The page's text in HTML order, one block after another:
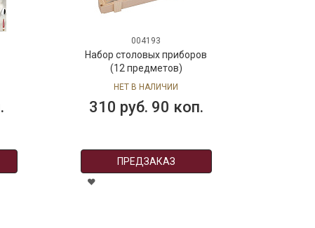
004193
Набор столовых приборов
(12 предметов)
НЕТ В НАЛИЧИИ
310 руб. 90 коп.
ПРЕДЗАКАЗ